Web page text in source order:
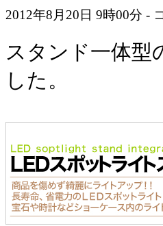
2012年8月20日 9時00分 -
スタンド一体型
した。